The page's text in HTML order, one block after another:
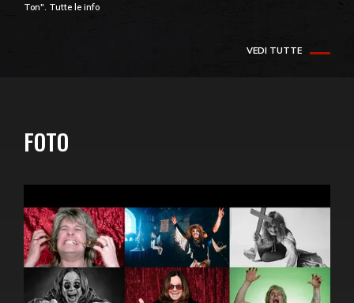
Ton". Tutte le info
VEDI TUTTE
FOTO